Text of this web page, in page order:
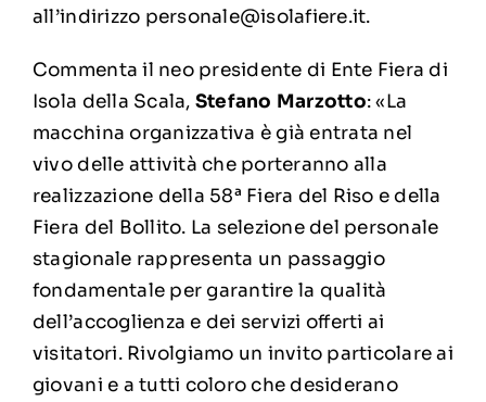
all’indirizzo personale@isolafiere.it.
Commenta il neo presidente di Ente Fiera di
Isola della Scala, Stefano Marzotto: «La
macchina organizzativa è già entrata nel
vivo delle attività che porteranno alla
realizzazione della 58ª Fiera del Riso e della
Fiera del Bollito. La selezione del personale
stagionale rappresenta un passaggio
fondamentale per garantire la qualità
dell’accoglienza e dei servizi offerti ai
visitatori. Rivolgiamo un invito particolare ai
giovani e a tutti coloro che desiderano